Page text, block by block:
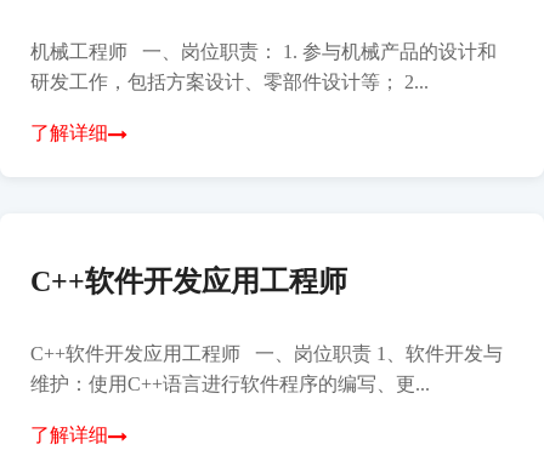
机械工程师 一、岗位职责： 1. 参与机械产品的设计和
研发工作，包括方案设计、零部件设计等； 2...
了解详细
C++软件开发应用工程师
C++软件开发应用工程师 一、岗位职责 1、软件开发与
维护：使用C++语言进行软件程序的编写、更...
了解详细